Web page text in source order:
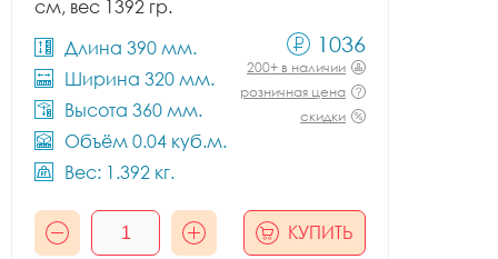
см, вес 1392 гр.
Длина 390 мм.
Ширина 320 мм.
Высота 360 мм.
Объём 0.04 куб.м.
Вес: 1.392 кг.
1036
200+ в наличии
розничная цена
скидки
КУПИТЬ